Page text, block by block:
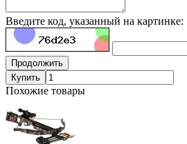
Введите код, указанный на картинке:
Продолжить
Купить
Похожие товары